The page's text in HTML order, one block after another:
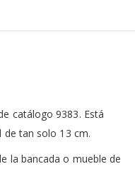
catálogo 9383. Está
tan solo 13 cm.
la bancada o mueble de